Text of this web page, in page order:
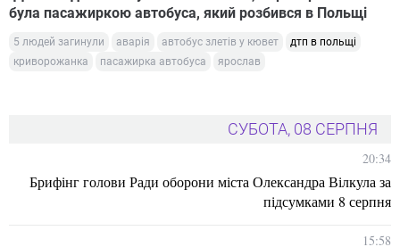
була пасажиркою автобуса, який розбився в Польщі
5 людей загинули аварія автобус злетів у кювет
дтп в польщі
криворожанка
пасажирка автобуса ярослав
СУБОТА, 08 СЕРПНЯ
20:34
Брифінг голови Ради оборони міста Олександра Вілкула за
підсумками 8 серпня
15:58